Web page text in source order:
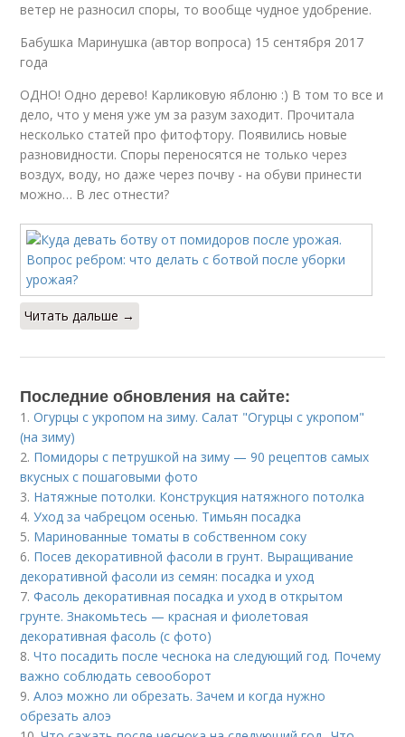
ветер не разносил споры, то вообще чудное удобрение.
Бабушка Маринушка (автор вопроса) 15 сентября 2017
года
ОДНО! Одно дерево! Карликовую яблоню :) В том то все и
дело, что у меня уже ум за разум заходит. Прочитала
несколько статей про фитофтору. Появились новые
разновидности. Споры переносятся не только через
воздух, воду, но даже через почву - на обуви принести
можно… В лес отнести?
Читать дальше →
Последние обновления на сайте:
1.Огурцы с укропом на зиму. Салат "Огурцы с укропом"
(на зиму)
2. Помидоры с петрушкой на зиму — 90 рецептов самых
вкусных с пошаговыми фото
3. Натяжные потолки. Конструкция натяжного потолка
4.Уход за чабрецом осенью. Тимьян посадка
5. Маринованные томаты в собственном соку
6. Посев декоративной фасоли в грунт. Выращивание
декоративной фасоли из семян: посадка и уход
7.Фасоль декоративная посадка и уход в открытом
грунте. Знакомьтесь — красная и фиолетовая
декоративная фасоль (с фото)
8.Что посадить после чеснока на следующий год. Почему
важно соблюдать севооборот
9.Алоэ можно ли обрезать. Зачем и когда нужно
обрезать алоэ